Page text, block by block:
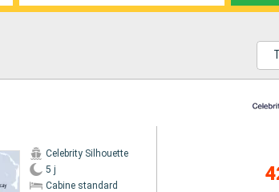
Celebrity Silhouette
5 j
Cabine standard